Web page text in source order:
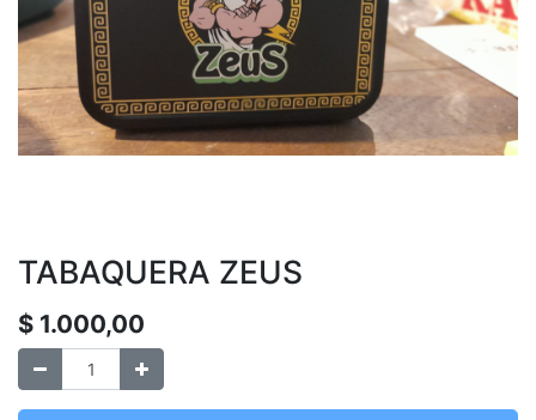
TABAQUERA ZEUS
$ 1.000,00